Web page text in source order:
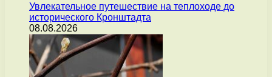
Увлекательное путешествие на теплоходе до
исторического Кронштадта
08.08.2026